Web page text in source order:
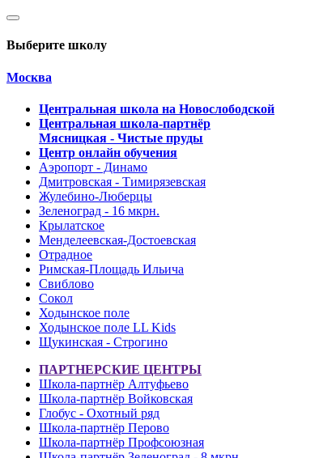
Выберите школу
Москва
Центральная школа на Новослободской
Центральная школа-партнёр
Мясницкая - Чистые пруды
Центр онлайн обучения
Аэропорт - Динамо
Дмитровская - Тимирязевская
Жулебино-Люберцы
Зеленоград - 16 мкрн.
Крылатское
Менделеевская-Достоевская
Отрадное
Римская-Площадь Ильича
Свиблово
Сокол
Ходынское поле
Ходынское поле LL Kids
Щукинская - Строгино
ПАРТНЕРСКИЕ ЦЕНТРЫ
Школа-партнёр Алтуфьево
Школа-партнёр Войковская
Глобус - Охотный ряд
Школа-партнёр Перово
Школа-партнёр Профсоюзная